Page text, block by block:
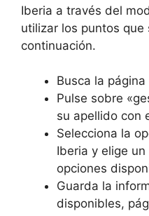
Iberia a través del
utilizar los puntos que
continuación.
Busca la
Pulse sobre
su apellido con
Selecciona la
Iberia y elige
opciones
Guarda la
disponibles,